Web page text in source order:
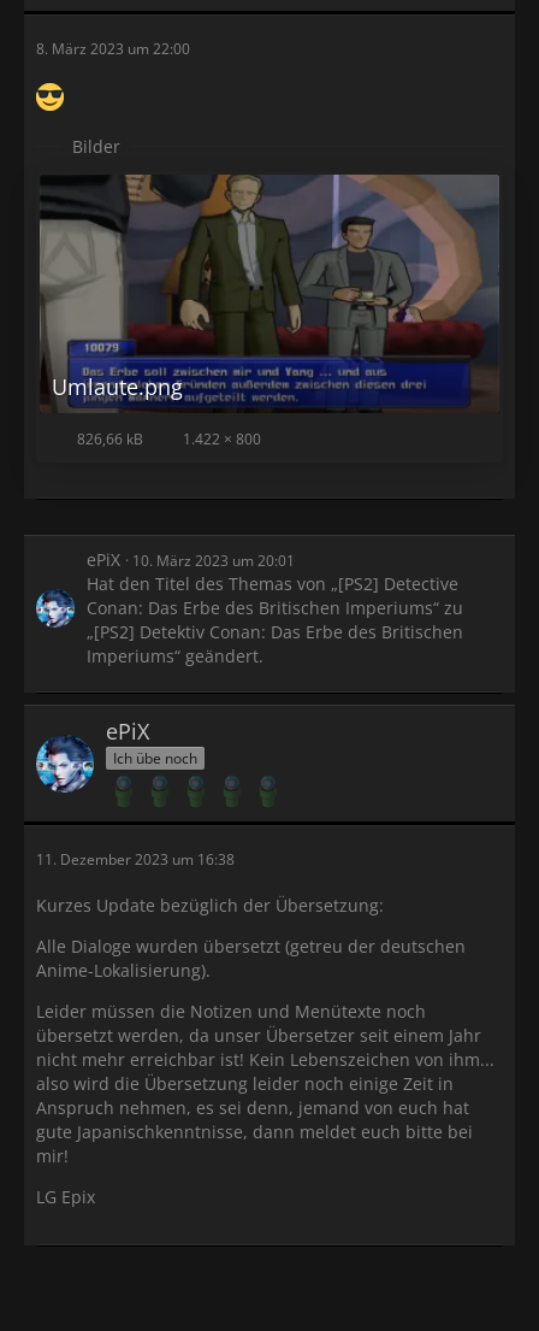
8. März 2023 um 22:00
Bilder
Umlaute.png
826,66 kB 1.422 × 800
ePiX 10. März 2023 um 20:01
Hat den Titel des Themas von „[PS2] Detective
Conan: Das Erbe des Britischen Imperiums“ zu
„[PS2] Detektiv Conan: Das Erbe des Britischen
Imperiums“ geändert.
ePiX
Ich übe noch
11. Dezember 2023 um 16:38
Kurzes Update bezüglich der Übersetzung:
Alle Dialoge wurden übersetzt (getreu der deutschen
Anime-Lokalisierung).
Leider müssen die Notizen und Menütexte noch
übersetzt werden, da unser Übersetzer seit einem Jahr
nicht mehr erreichbar ist! Kein Lebenszeichen von ihm...
also wird die Übersetzung leider noch einige Zeit in
Anspruch nehmen, es sei denn, jemand von euch hat
gute Japanischkenntnisse, dann meldet euch bitte bei
mir!
LG Epix